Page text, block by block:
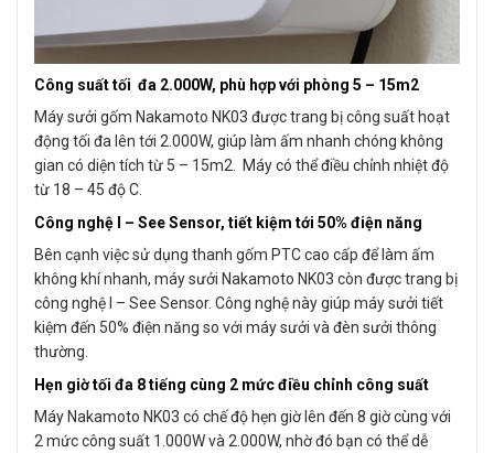
Công suất tối đa 2.000W, phù hợp với phòng 5 – 15m2
Máy sưởi gốm Nakamoto NK03 được trang bị công suất hoạt
động tối đa lên tới 2.000W, giúp làm ấm nhanh chóng không
gian có diện tích từ 5 – 15m2. Máy có thể điều chỉnh nhiệt độ
từ 18 – 45 độ C.
Công nghệ I – See Sensor, tiết kiệm tới 50% điện năng
Bên cạnh việc sử dụng thanh gốm PTC cao cấp để làm ấm
không khí nhanh, máy sưởi Nakamoto NK03 còn được trang bị
công nghệ I – See Sensor. Công nghệ này giúp máy sưởi tiết
kiệm đến 50% điện năng so với máy sưởi và đèn sưởi thông
thường.
Hẹn giờ tối đa 8 tiếng cùng 2 mức điều chỉnh công suất
Máy Nakamoto NK03 có chế độ hẹn giờ lên đến 8 giờ cùng với
2 mức công suất 1.000W và 2.000W, nhờ đó bạn có thể dễ